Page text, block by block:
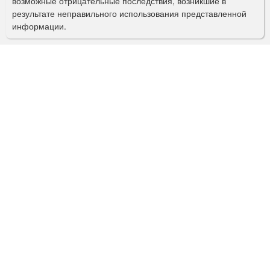
с
к
результате неправильного использования представленной
информации.